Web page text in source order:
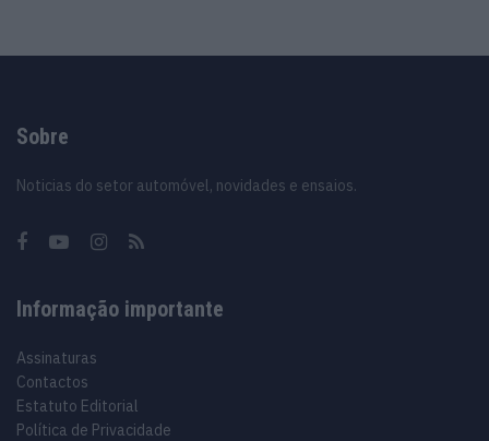
Sobre
Noticias do setor automóvel, novidades e ensaios.
Informação importante
Assinaturas
Contactos
Estatuto Editorial
Política de Privacidade